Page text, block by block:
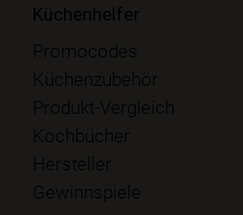
Küchenhelfer
Promocodes
Küchenzubehör
Produkt-Vergleich
Kochbücher
Hersteller
Gewinnspiele